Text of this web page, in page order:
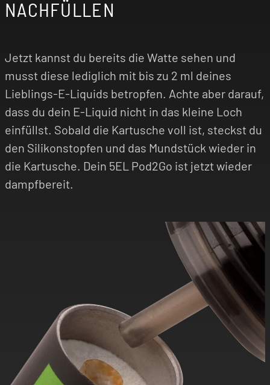
NACHFÜLLEN
Jetzt kannst du bereits die Watte sehen und
musst diese lediglich mit bis zu 2 ml deines
Lieblings-E-Liquids betropfen. Achte aber darauf,
dass du dein E-Liquid nicht in das kleine Loch
einfüllst. Sobald die Kartusche voll ist, steckst du
den Silikonstopfen und das Mundstück wieder in
die Kartusche. Dein 5EL Pod2Go ist jetzt wieder
dampfbereit.